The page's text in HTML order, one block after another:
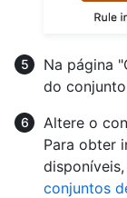
Na página
do
Altere o
Para obter
conjuntos